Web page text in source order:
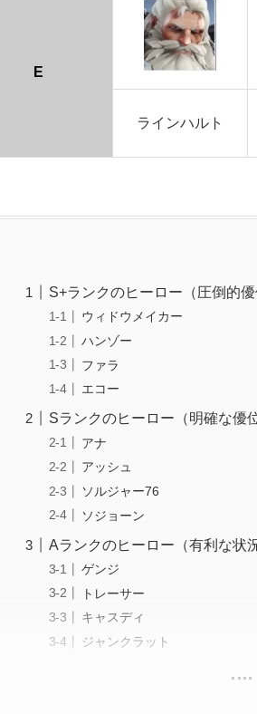
E
ラインハルト
S+ランクのヒーロー（圧倒的優
ウィドウメイカー
ハンゾー
ファラ
エコー
Sランクのヒーロー（明確な優位
アナ
アッシュ
ソルジャー76
ソジョーン
Aランクのヒーロー（有利な状況
ゲンジ
トレーサー
キャスディ
ジャンクラット